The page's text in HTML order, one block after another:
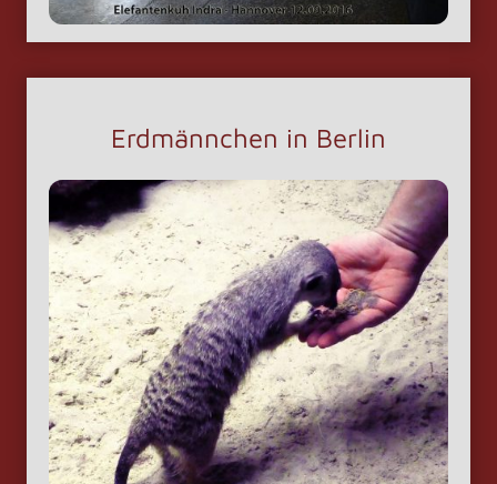
Erdmännchen in Berlin